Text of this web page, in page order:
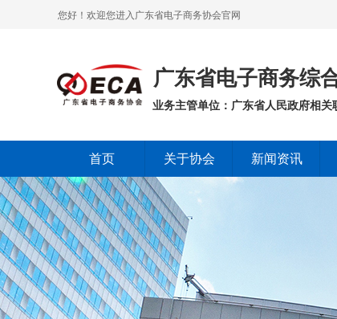
您好！欢迎您进入广东省电子商务协会官网
广东省电子商务综
业务主管单位：广东省人民政府相关
首页 关于协会 新闻资讯